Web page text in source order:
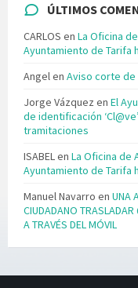
ÚLTIMOS
CARLOS en La Oficina
Ayuntamiento de Tarifa
Angelen Aviso corte de
Jorge Vázquez en El
de identificación
tramitaciones
ISABELen La Oficina de
Ayuntamiento de Tarifa
Manuel Navarro en UNA
CIUDADANO TRASLADAR
A TRAVÉS DEL MÓVIL